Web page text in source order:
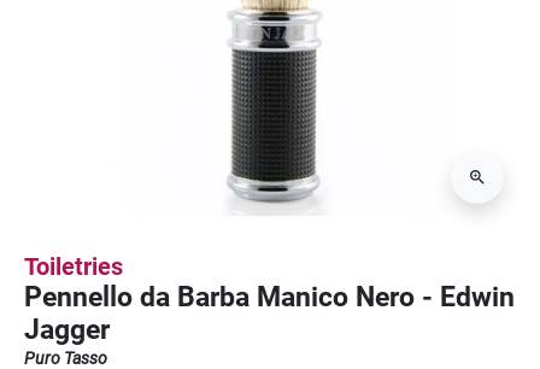
Toiletries
Pennello da Barba Manico Nero - Edwin
Jagger
Puro Tasso